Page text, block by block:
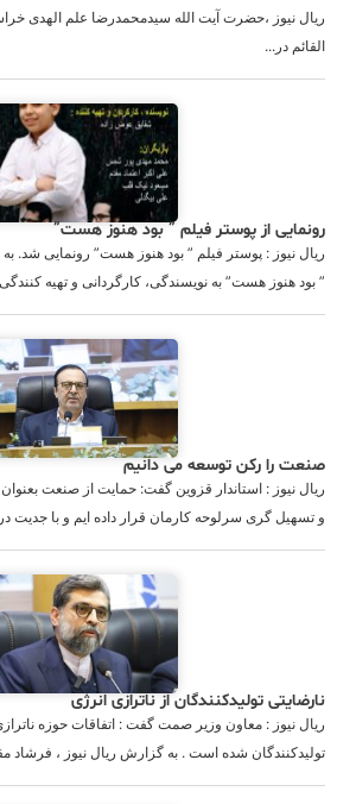
ریال نیوز ،حضرت آیت الله سیدمحمدرضا علم الهدی
القائم در...
رونمایی از پوستر فیلم ” بود هنوز هست”
ریال نیوز : پوستر فیلم ” بود هنوز هست” رونمایی شد.
” بود هنوز هست” به نویسندگی، کارگردانی و تهیه
صنعت را رکن توسعه می دانیم
ریال نیوز : استاندار قزوین گفت: حمایت از صنعت بعنوان
و تسهیل گری سرلوحه کارمان قرار داده ایم و با جدیت
نارضایتی تولیدکنندگان از ناترازی انرژی
ریال نیوز : معاون وزیر صمت گفت : اتفاقات حوزه
تولیدکنندگان شده است . به گزارش ریال نیوز ،